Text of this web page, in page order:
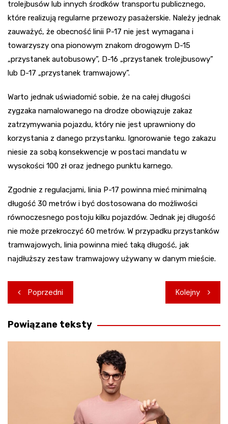
trolejbusów lub innych środków transportu publicznego,
które realizują regularne przewozy pasażerskie. Należy jednak
zauważyć, że obecność linii P-17 nie jest wymagana i
towarzyszy ona pionowym znakom drogowym D-15
„przystanek autobusowy”, D-16 „przystanek trolejbusowy”
lub D-17 „przystanek tramwajowy”.
Warto jednak uświadomić sobie, że na całej długości
zygzaka namalowanego na drodze obowiązuje zakaz
zatrzymywania pojazdu, który nie jest uprawniony do
korzystania z danego przystanku. Ignorowanie tego zakazu
niesie za sobą konsekwencje w postaci mandatu w
wysokości 100 zł oraz jednego punktu karnego.
Zgodnie z regulacjami, linia P-17 powinna mieć minimalną
długość 30 metrów i być dostosowana do możliwości
równoczesnego postoju kilku pojazdów. Jednak jej długość
nie może przekroczyć 60 metrów. W przypadku przystanków
tramwajowych, linia powinna mieć taką długość, jak
najdłuższy zestaw tramwajowy używany w danym mieście.
Nawigacja
wpisu
Poprzedni Kolejny
Powiązane teksty